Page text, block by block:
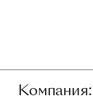
Компания: